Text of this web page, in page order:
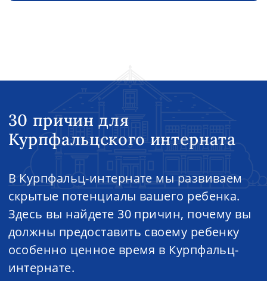
30 причин для
Курпфальцского интерната
В Курпфальц-интернате мы развиваем
скрытые потенциалы вашего ребенка.
Здесь вы найдете 30 причин, почему вы
должны предоставить своему ребенку
особенно ценное время в Курпфальц-
интернате.